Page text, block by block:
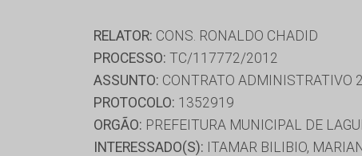
RELATOR: CONS. RONALDO CHADID
PROCESSO: TC/117772/2012
ASSUNTO: CONTRATO ADMINISTRATIVO
PROTOCOLO: 1352919
ORGÃO: PREFEITURA MUNICIPAL DE
INTERESSADO(S): ITAMAR BILIBIO,